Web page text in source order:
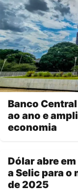
Banco
ao ano e
economia
Dólar abre
a Selic para o
de 2025